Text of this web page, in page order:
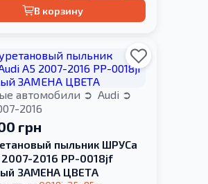
В корзину
автомобили
Audi
2016
грн
пыльник ШРУСа
2007-2016 PP-0018jf
ЗАМЕНА ЦВЕТА